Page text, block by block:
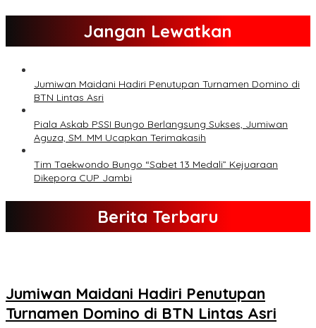
Jangan Lewatkan
Jumiwan Maidani Hadiri Penutupan Turnamen Domino di
BTN Lintas Asri
Piala Askab PSSI Bungo Berlangsung Sukses, Jumiwan
Aguza, SM. MM Ucapkan Terimakasih
Tim Taekwondo Bungo “Sabet 13 Medali” Kejuaraan
Dikepora CUP Jambi
Berita Terbaru
Jumiwan Maidani Hadiri Penutupan
Turnamen Domino di BTN Lintas Asri